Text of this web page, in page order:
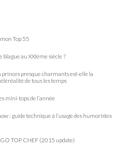
Top 55
au XXIème siècle ?
princes presque charmants est-elle la
de tous les temps
mini-tops de l’année
: guide technique à l’usage des humoristes
TOP CHEF (2015 update)